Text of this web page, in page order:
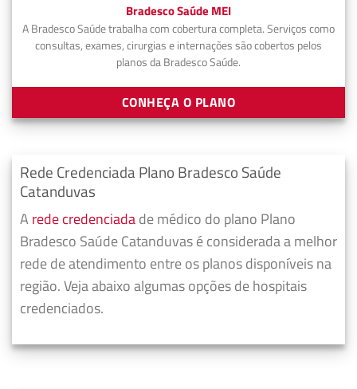
Bradesco Saúde MEI
A Bradesco Saúde trabalha com cobertura completa. Serviços como
consultas, exames, cirurgias e internações são cobertos pelos
planos da Bradesco Saúde.
CONHEÇA O PLANO
Rede Credenciada Plano Bradesco Saúde
Catanduvas
A rede credenciadade médico do plano Plano
Bradesco Saúde Catanduvas é considerada a melhor
rede de atendimento entre os planos disponíveis na
região. Veja abaixo algumas opções de hospitais
credenciados.